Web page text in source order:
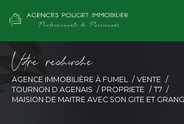
Vore recece
AGENCE IMMOBILIÈRE À FUMEL
VENTE
TOURNON D AGENAIS
PROPRIETE
T7
MAISION DE MAITRE AVEC SON GITE ET